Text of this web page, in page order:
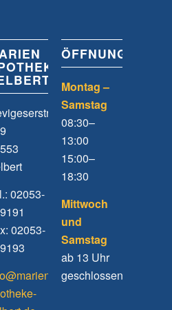
02053-
02053-
Montag –
Samstag
08:30–
13:00
15:00–
18:30
Mittwoch
und
Samstag
ab 13 Uhr
geschlossen